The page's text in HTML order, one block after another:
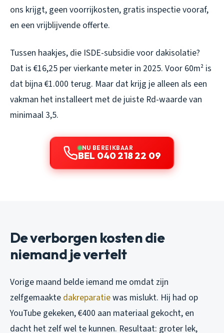
ons krijgt, geen voorrijkosten, gratis inspectie vooraf,
en een vrijblijvende offerte.
Tussen haakjes, die ISDE-subsidie voor dakisolatie?
Dat is €16,25 per vierkante meter in 2025. Voor 60m² is
dat bijna €1.000 terug. Maar dat krijg je alleen als een
vakman het installeert met de juiste Rd-waarde van
minimaal 3,5.
NU BEREIKBAAR
BEL 040 218 22 09
De verborgen kosten die
niemand je vertelt
Vorige maand belde iemand me omdat zijn
zelfgemaakte dakreparatiewas mislukt. Hij had op
YouTube gekeken, €400 aan materiaal gekocht, en
dacht het zelf wel te kunnen. Resultaat: groter lek,